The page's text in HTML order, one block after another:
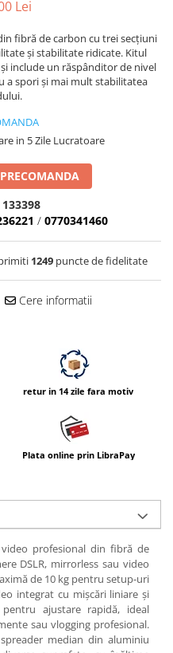
Lei
fibră de carbon cu trei secțiuni
și stabilitate ridicate. Kitul
include un răspânditor de nivel
a spori și mai mult stabilitatea
in 5 Zile Lucratoare
PRECOMANDA
133398
/ 0770341460
1249puncte de fidelitate
Cere informatii
retur in 14 zile fara motiv
Plata online prin LibraPay
profesional din fibră de
DSLR, mirrorless sau video
de 10 kg pentru setup-uri
integrat cu mișcări liniare și
ajustare rapidă, ideal
sau vlogging profesional.
median din aluminiu